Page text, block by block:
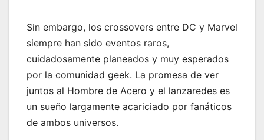
Sin embargo, los crossovers entre DC y Marvel
siempre han sido eventos raros,
cuidadosamente planeados y muy esperados
por la comunidad geek. La promesa de ver
juntos al Hombre de Acero y el lanzaredes es
un sueño largamente acariciado por fanáticos
de ambos universos.